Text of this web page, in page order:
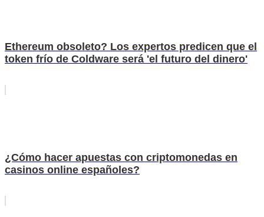
Ethereum obsoleto? Los expertos predicen que el
token frío de Coldware será 'el futuro del dinero'
¿Cómo hacer apuestas con criptomonedas en
casinos online españoles?